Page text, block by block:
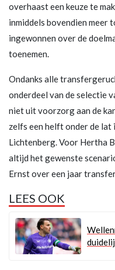
overhaast een keuze te
inmiddels bovendien meer
ingewonnen over de
toenemen.
Ondanks alle
onderdeel van de selectie
niet uit voorzorg aan de
zelfs een helft onder de lat
Lichtenberg. Voor Hertha
altijd het gewenste
Ernst over een jaar
LEES OOK